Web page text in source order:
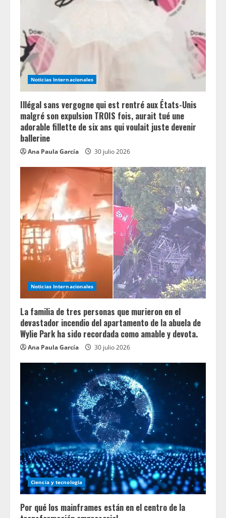
Noticias Internacionales
Illégal sans vergogne qui est rentré aux États-Unis
malgré son expulsion TROIS fois, aurait tué une
adorable fillette de six ans qui voulait juste devenir
ballerine
Ana Paula García 30 julio 2026
Noticias Internacionales
La familia de tres personas que murieron en el
devastador incendio del apartamento de la abuela de
Wylie Park ha sido recordada como amable y devota.
Ana Paula García 30 julio 2026
Ciencia y tecnologia
Por qué los mainframes están en el centro de la